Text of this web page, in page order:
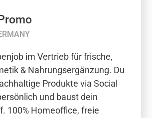
im Vertrieb für frische,
& Nahrungsergänzung. Du
Produkte via Social
und baust dein
100% Homeoffice, freie